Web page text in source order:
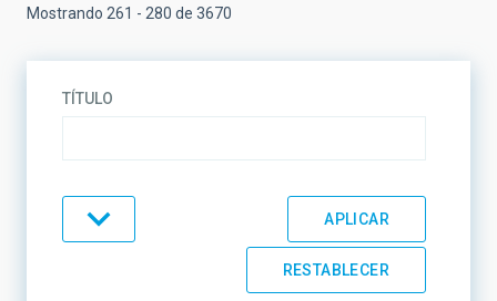
Mostrando 261 - 280 de 3670
TÍTULO